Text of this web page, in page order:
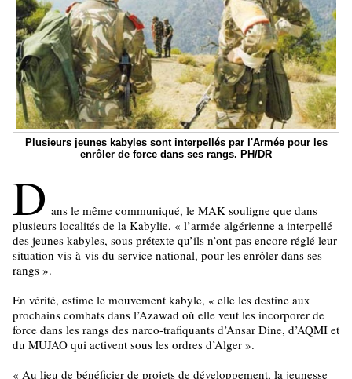
Plusieurs jeunes kabyles sont interpellés par l'Armée pour les
enrôler de force dans ses rangs. PH/DR
D ans le même communiqué, le MAK souligne que dans
plusieurs localités de la Kabylie, « l’armée algérienne a interpellé
des jeunes kabyles, sous prétexte qu’ils n’ont pas encore réglé leur
situation vis-à-vis du service national, pour les enrôler dans ses
rangs ».
En vérité, estime le mouvement kabyle, « elle les destine aux
prochains combats dans l’Azawad où elle veut les incorporer de
force dans les rangs des narco-trafiquants d’Ansar Dine, d’AQMI et
du MUJAO qui activent sous les ordres d’Alger ».
« Au lieu de bénéficier de projets de développement, la jeunesse